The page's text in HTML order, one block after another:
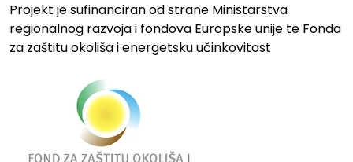
Projekt je sufinanciran od strane Ministarstva
regionalnog razvoja i fondova Europske unije te Fonda
za zaštitu okoliša i energetsku učinkovitost